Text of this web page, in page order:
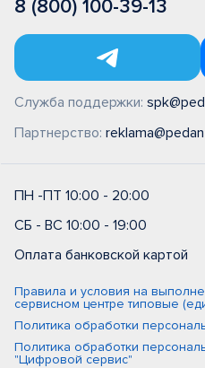
8 (800) 100-39-13
Служба поддержки:
Партнерство:
ПН -ПТ 10:00 - 20:00
СБ - ВС 10:00 - 19:00
Оплата банковской картой
Правила и условия на
сервисном центре типовые
Политика обработки
Политика обработки
"Цифровой сервис"